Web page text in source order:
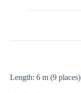
Length: 6 m (9 places)